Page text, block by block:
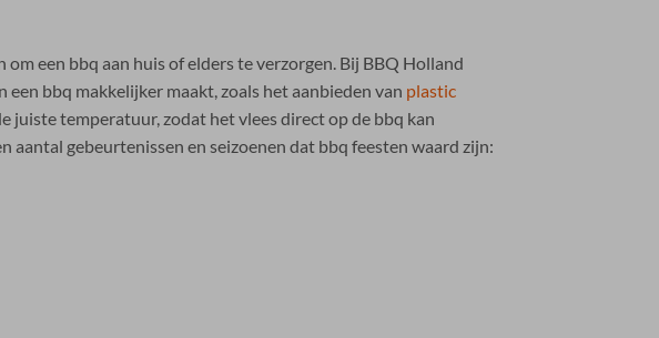
een bbq aan huis of elders te verzorgen. Bij BBQ Holland
bbq makkelijker maakt, zoals het aanbieden van plastic
juiste temperatuur, zodat het vlees direct op de bbq kan
gebeurtenissen en seizoenen dat bbq feesten waard zijn: